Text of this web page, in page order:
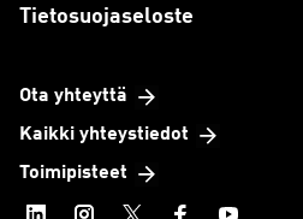
Tietosuojaseloste
Ota yhteyttä
Kaikki yhteystiedot
Toimipisteet